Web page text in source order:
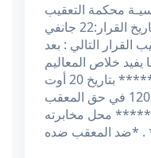
محكمة التعقيب
عـ*75926.2024ـدد القضية تاريخ القرار:22 جانفي
القرار التالي : بعد
خلاص المعاليم
القانونية المقدم من الأستاذ ***** بتاريخ 20 أوت
2024 والمضمن تحت عدد 12028 في حق المعقب
محل مخابرته